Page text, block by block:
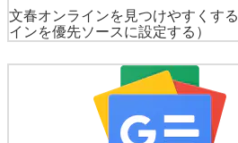
文春オンラインを見つけやすくする
インを優先ソースに設定する）